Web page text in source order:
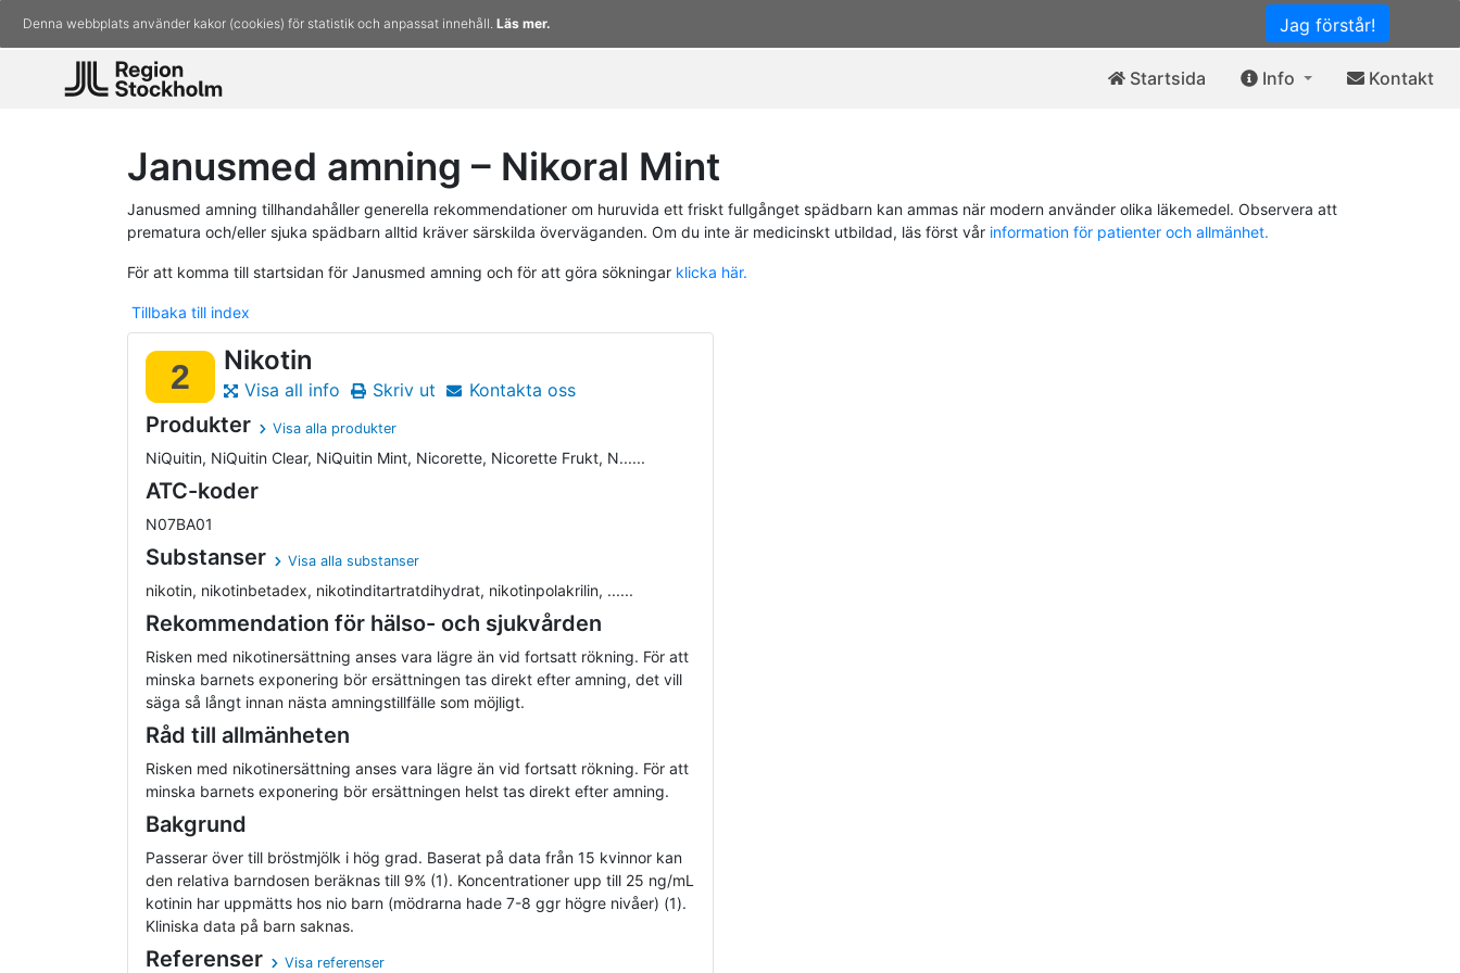
Jag förstår!
Denna webbplats använder kakor (cookies) för statistik och anpassat innehåll. Läs mer.
Startsida Info Kontakt
Janusmed amning – Nikoral Mint
Janusmed amning tillhandahåller generella rekommendationer om huruvida ett friskt fullgånget spädbarn kan ammas när modern använder olika läkemedel. Observera att
prematura och/eller sjuka spädbarn alltid kräver särskilda överväganden. Om du inte är medicinskt utbildad, läs först vår information för patienter och allmänhet.
För att komma till startsidan för Janusmed amning och för att göra sökningar klicka här.
Tillbaka till index
2 Nikotin
Visa all info Skriv ut Kontakta oss
Produkter Visa alla produkter
NiQuitin, NiQuitin Clear, NiQuitin Mint, Nicorette, Nicorette Frukt, N......
ATC-koder
N07BA01
Substanser Visa alla substanser
nikotin, nikotinbetadex, nikotinditartratdihydrat, nikotinpolakrilin, ......
Rekommendation för hälso- och sjukvården
Risken med nikotinersättning anses vara lägre än vid fortsatt rökning. För att
minska barnets exponering bör ersättningen tas direkt efter amning, det vill
säga så långt innan nästa amningstillfälle som möjligt.
Råd till allmänheten
Risken med nikotinersättning anses vara lägre än vid fortsatt rökning. För att
minska barnets exponering bör ersättningen helst tas direkt efter amning.
Bakgrund
Passerar över till bröstmjölk i hög grad. Baserat på data från 15 kvinnor kan
den relativa barndosen beräknas till 9% (1). Koncentrationer upp till 25 ng/mL
kotinin har uppmätts hos nio barn (mödrarna hade 7-8 ggr högre nivåer) (1).
Kliniska data på barn saknas.
Referenser Visa referenser